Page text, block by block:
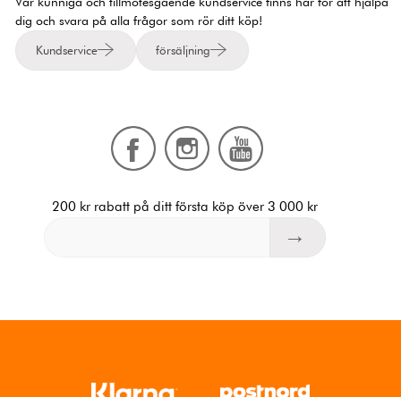
dig och svara på alla frågor som rör ditt köp!
Kundservice försäljning
200 kr rabatt på ditt första köp över 3 000 kr